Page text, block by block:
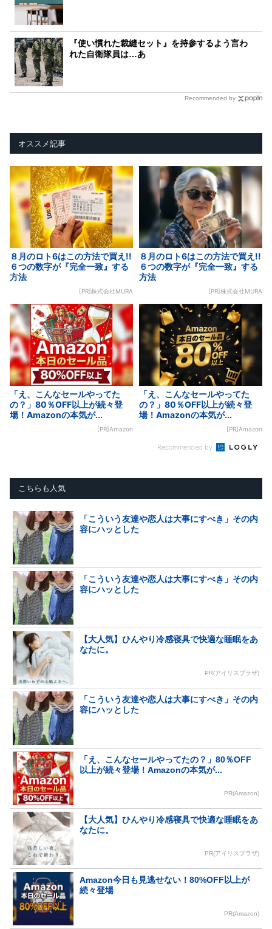
『使い慣れた裁縫セット』を持参するよう言わ
れた自衛隊員は…あ
Recommended by
オススメ記事
８月のロト6はこの方法で買え!!
６つの数字が『完全一致』する
方法
[PR]株式会社MURA
８月のロト6はこの方法で買え!!
６つの数字が『完全一致』する
方法
[PR]株式会社MURA
「え、こんなセールやってた
の？」80％OFF以上が続々登
場！Amazonの本気が...
[PR]Amazon
「え、こんなセールやってた
の？」80％OFF以上が続々登
場！Amazonの本気が...
[PR]Amazon
Recommended by
こちらも人気
「こういう友達や恋人は大事にすべき」その内
容にハッとした
「こういう友達や恋人は大事にすべき」その内
容にハッとした
【大人気】ひんやり冷感寝具で快適な睡眠をあ
なたに。
PR(アイリスプラザ)
「こういう友達や恋人は大事にすべき」その内
容にハッとした
「え、こんなセールやってたの？」80％OFF
以上が続々登場！Amazonの本気が...
PR(Amazon)
【大人気】ひんやり冷感寝具で快適な睡眠をあ
なたに。
PR(アイリスプラザ)
Amazon今日も見逃せない！80%OFF以上が
続々登場
PR(Amazon)